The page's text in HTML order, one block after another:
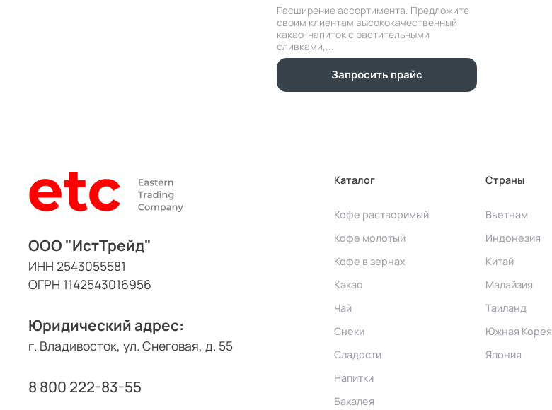
Расширение ассортимента. Предложите
своим клиентам высококачественный
какао-напиток с растительными
сливками,...
Запросить прайс
Каталог
Кофе растворимый
Кофе молотый
Кофе в зернах
Какао
Чай
Снеки
Сладости
Напитки
Бакалея
Страны
Вьетнам
Индонезия
Китай
Малайзия
Таиланд
Южная Корея
Япония
ООО "ИстТрейд"
ИНН 2543055581
ОГРН 1142543016956
Юридический адрес:
г. Владивосток, ул. Снеговая, д. 55
8 800 222-83-55